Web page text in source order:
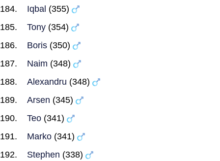
Iqbal (355)
Tony (354)
Boris (350)
Naim (348)
Alexandru (348)
Arsen (345)
Teo (341)
Marko (341)
Stephen (338)